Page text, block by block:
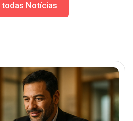
todas Notícias